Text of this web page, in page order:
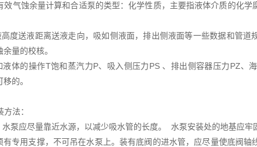
效气蚀余量计算和合适泵的类型：化学性质，主要指液体介质的化
度送液距离送液走向，吸如侧液面，排出侧液面等一些数据和管道
量的校核。
体的操作T饱和蒸汽力P、吸入侧压力PS 、排出侧容器压力PZ、
的。
法：
泵应尽量靠近水源，以减少吸水管的长度。 水泵安装处的地基应牢
专用支撑，不可吊在水泵上。装有底阀的进水管，应尽量使底阀